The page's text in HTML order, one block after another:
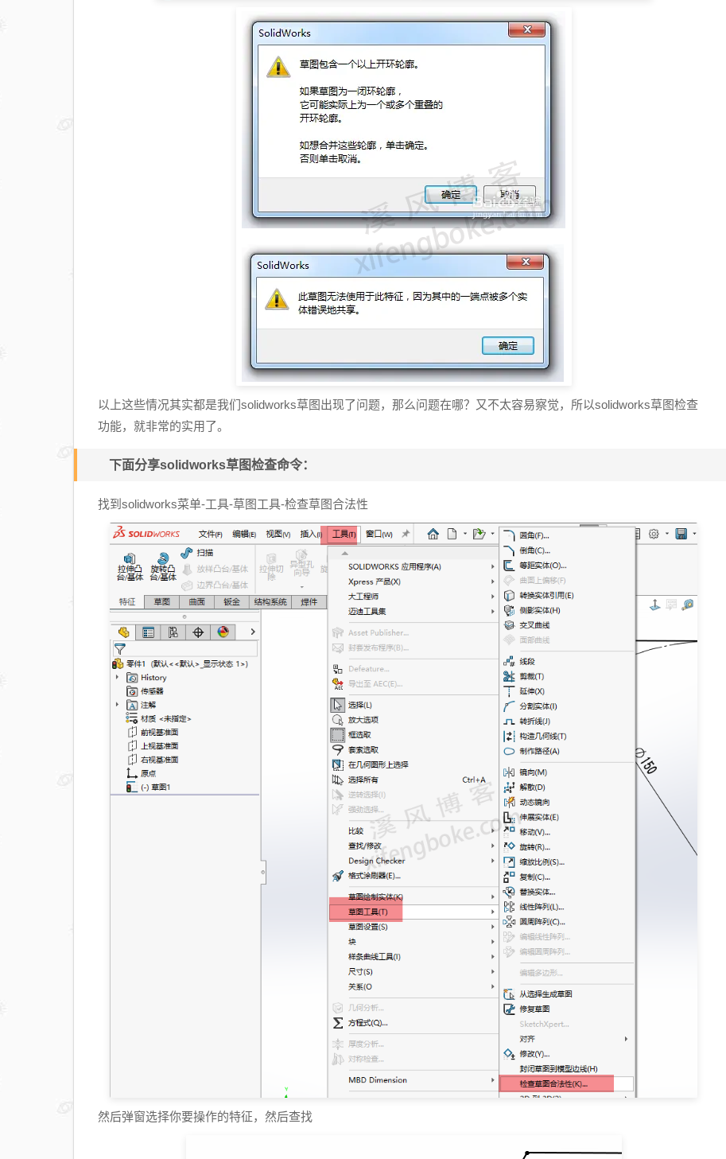
以上这些情况其实都是我们solidworks草图出现了问题，那么问题在哪？又不太容易察觉，所以solidworks草图检查
功能，就非常的实用了。
下面分享solidworks草图检查命令：
找到solidworks菜单-工具-草图工具-检查草图合法性
然后弹窗选择你要操作的特征，然后查找